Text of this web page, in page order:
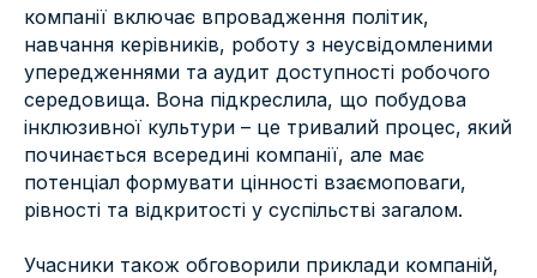
компанії включає впровадження політик,
навчання керівників, роботу з неусвідомленими
упередженнями та аудит доступності робочого
середовища. Вона підкреслила, що побудова
інклюзивної культури – це тривалий процес, який
починається всередині компанії, але має
потенціал формувати цінності взаємоповаги,
рівності та відкритості у суспільстві загалом.
Учасники також обговорили приклади компаній,